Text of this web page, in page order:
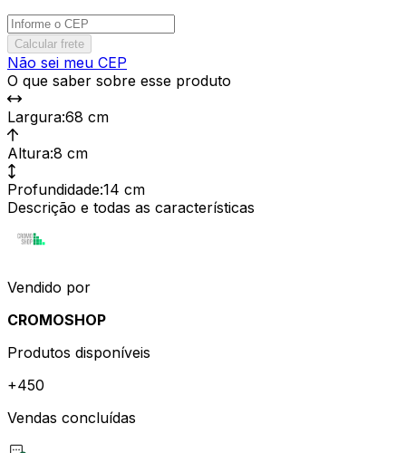
Calcular frete
Não sei meu CEP
O que saber sobre esse produto
Largura:68 cm
Altura:8 cm
Profundidade:14 cm
Descrição e todas as características
Vendido por
CROMOSHOP
Produtos disponíveis
+450
Vendas concluídas